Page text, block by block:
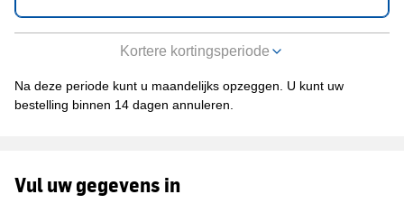
Kortere kortingsperiode
Na deze periode kunt u maandelijks opzeggen.
U kunt uw
bestelling binnen 14 dagen annuleren.
Vul uw gegevens in